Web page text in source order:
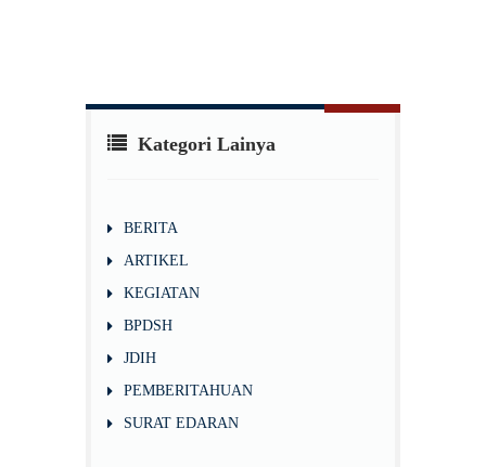
Kategori Lainya
BERITA
ARTIKEL
KEGIATAN
BPDSH
JDIH
PEMBERITAHUAN
SURAT EDARAN